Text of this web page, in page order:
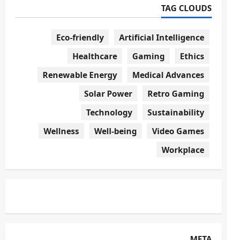
TAG CLOUDS
Artificial Intelligence
Eco-friendly
Ethics
Gaming
Healthcare
Medical Advances
Renewable Energy
Retro Gaming
Solar Power
Sustainability
Technology
Video Games
Well-being
Wellness
Workplace